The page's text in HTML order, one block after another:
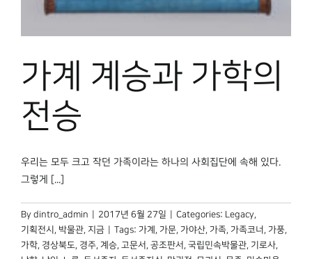
가계 계승과 가학의
전승
우리는 모두 크고 작던 가족이라는 하나의 사회집단에 속해 있다.
그렇게 [...]
By dintro_admin 2017년 6월 27일 Categories: Legacy
기획전시
박물관, 지금 Tags: 가계 가문 가야산 가족 가족코너 가풍
가학 경상북도 경주 계승 고문서 공조판서 국립민속박물관 기로사